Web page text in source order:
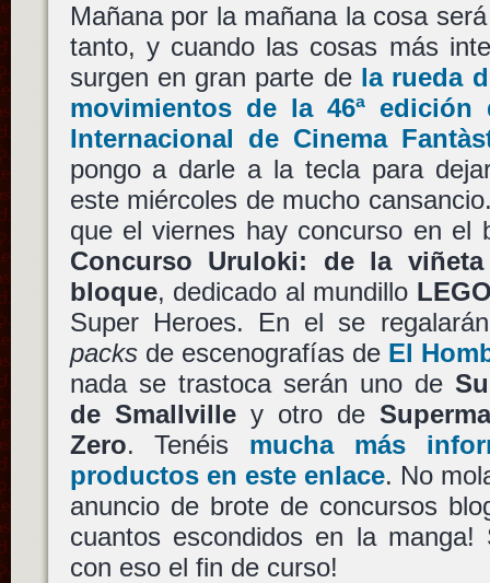
Mañana por la mañana la cosa
tanto, y cuando las cosas más
surgen en gran parte de la rueda
movimientos de la 46ª edición
Internacional de Cinema
pongo a darle a la tecla para
este miércoles de mucho
que el viernes hay concurso en el
Concurso Uruloki: de la
bloque, dedicado al mundillo
Super Heroes. En el se
packsde escenografías de El
nada se trastoca serán uno de
de Smallvilley otro de
Zero. Tenéis mucha más
productos en este enlace. No
anuncio de brote de concursos
cuantos escondidos en la
con eso el fin de curso!